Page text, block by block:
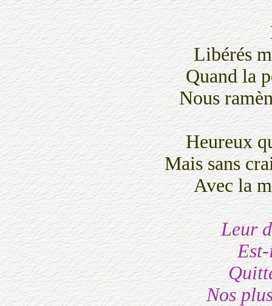
Libérés
Quand la
Nous
Heureux
Mais sans
Avec la
Leur
Nos